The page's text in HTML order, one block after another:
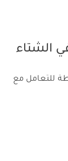
الشتاء
للتعامل مع